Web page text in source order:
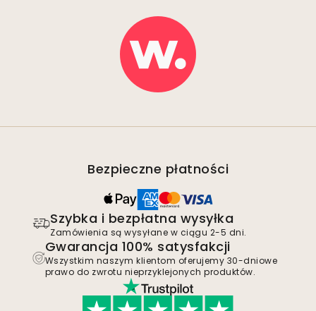
Bezpieczne płatności
Szybka i bezpłatna wysyłka
Zamówienia są wysyłane w ciągu 2-5 dni.
Gwarancja 100% satysfakcji
Wszystkim naszym klientom oferujemy 30-dniowe
prawo do zwrotu nieprzyklejonych produktów.